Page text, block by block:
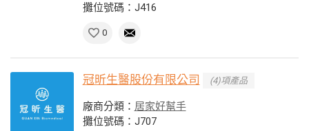
攤位號碼：J416
0
冠昕生醫股份有限公司 (4)項產品
廠商分類： 居家好幫手
攤位號碼：J707